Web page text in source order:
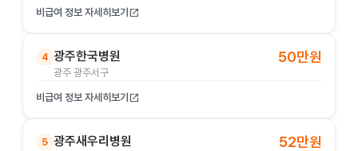
비급여 정보 자세히보기 open_in_new
4 광주한국병원
광주 광주서구
50만원
비급여 정보 자세히보기 open_in_new
5 광주새우리병원 52만원